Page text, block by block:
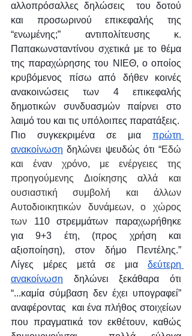
αλλοπρόσαλλες δηλώσεις  του δοτού
και προσωρινού επικεφαλής της
“ενωμένης;” αντιπολίτευσης κ.
Παπακωνσταντίνου σχετικά με το θέμα
της παραχώρησης του ΝΙΕΘ, ο οποίος
κρυβόμενος πίσω από δήθεν κοινές
ανακοινώσεις των 4 επικεφαλής
δημοτικών συνδυασμών παίρνει στο
λαιμό του και τις υπόλοιπες παρατάξεις.
Πιο συγκεκριμένα σε μια πρώτη
ανακοίνωση δηλώνει ψευδώς ότι “Εδώ
και έναν χρόνο, με ενέργειες της
προηγούμενης Διοίκησης αλλά και
ουσιαστική συμβολή και άλλων
Αυτοδιοικητικών δυνάμεων, ο χώρος
των 110 στρεμμάτων παραχωρήθηκε
για 9+3 έτη, (προς χρήση και
αξιοποίηση), στον δήμο Πεντέλης.”
Λίγες μέρες μετά σε μια δεύτερη
ανακοίνωση δηλώνει ξεκάθαρα ότι
“...καμία σύμβαση δεν έχει υπογραφεί”
αναφέροντας  και ένα πλήθος στοιχείων
που πραγματικά τον εκθέτουν, καθώς